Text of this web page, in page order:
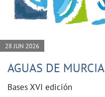
28 JUN 2026
AGUAS DE
Bases XVI edición